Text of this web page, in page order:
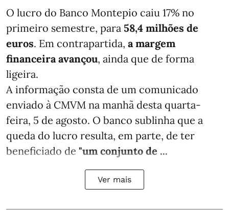
O lucro do Banco Montepio caiu 17% no
primeiro semestre, para 58,4 milhões de
euros. Em contrapartida, a margem
financeira avançou, ainda que de forma
ligeira.
A informação consta de um comunicado
enviado à CMVM na manhã desta quarta-
feira, 5 de agosto. O banco sublinha que a
queda do lucro resulta, em parte, de ter
beneficiado de "um conjunto de ...
Ver mais